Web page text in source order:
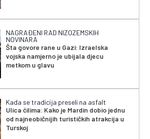
NAGRAĐENI RAD NIZOZEMSKIH
NOVINARA
Šta govore rane u Gazi: Izraelska
vojska namjerno je ubijala djecu
metkom u glavu
Kada se tradicija preseli na asfalt
Ulica ćilima: Kako je Mardin dobio jednu
od najneobičnijih turističkih atrakcija u
Turskoj